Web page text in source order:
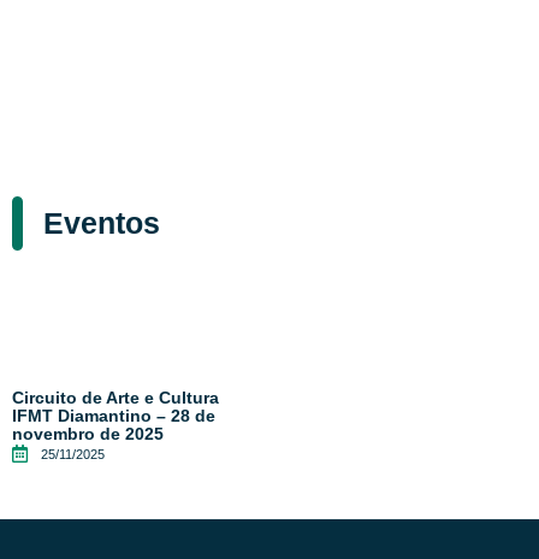
Eventos
Circuito de Arte e Cultura
IFMT Diamantino – 28 de
novembro de 2025
25/11/2025